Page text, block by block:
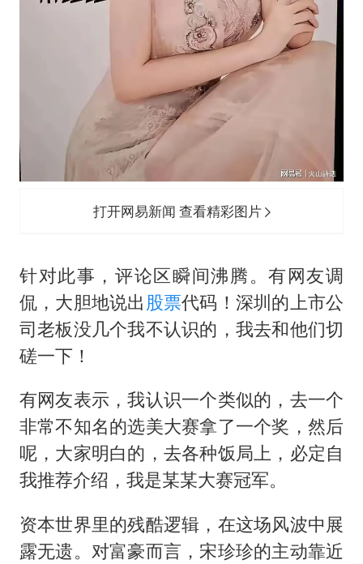
打开网易新闻 查看精彩图片
针对此事，评论区瞬间沸腾。有网友调
侃，大胆地说出 股票代码！深圳的上市公
司老板没几个我不认识的，我去和他们切
磋一下！
有网友表示，我认识一个类似的，去一个
非常不知名的选美大赛拿了一个奖，然后
呢，大家明白的，去各种饭局上，必定自
我推荐介绍，我是某某大赛冠军。
资本世界里的残酷逻辑，在这场风波中展
露无遗。对富豪而言，宋珍珍的主动靠近